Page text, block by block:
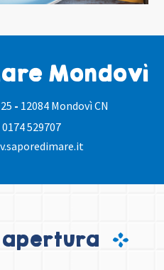
Mondovì
- 12084 Mondovì CN
529707